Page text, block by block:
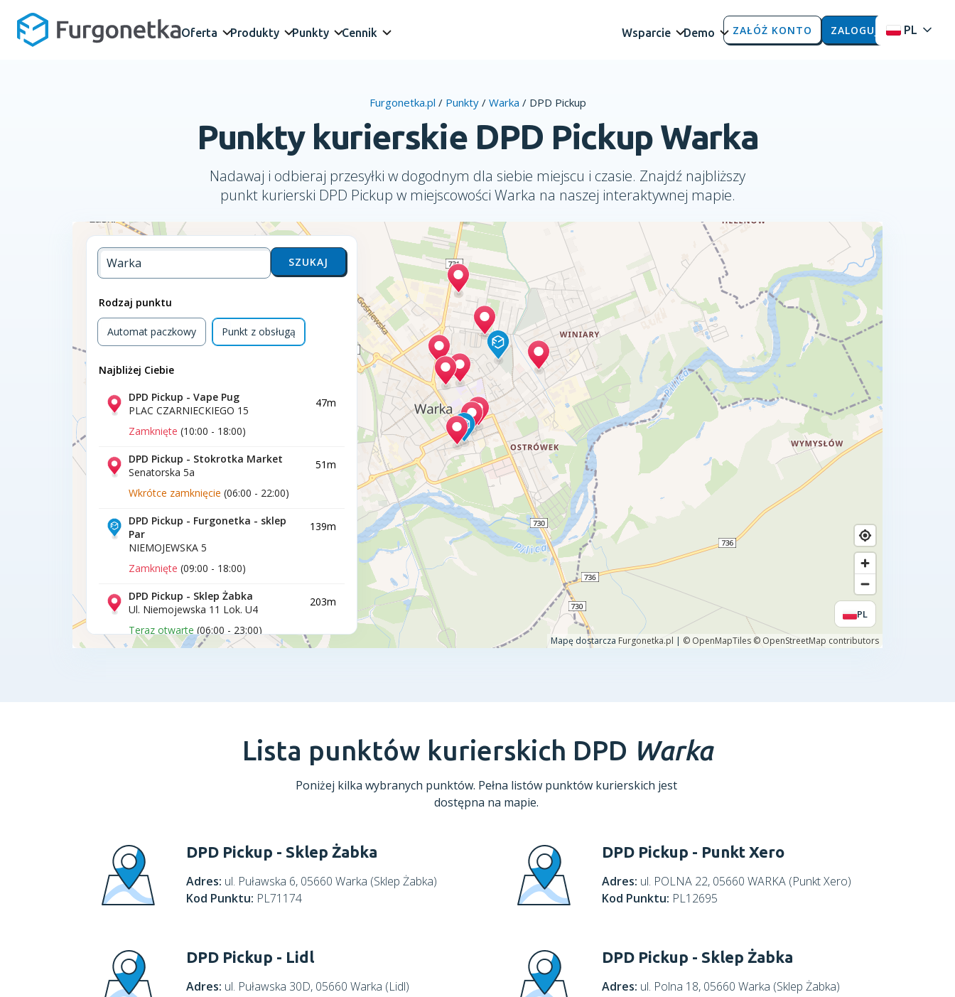
Oferta Produkty Punkty Cennik Wsparcie Demo ZAŁÓŻ KONTO ZALOGUJ PL
Furgonetka.pl / Punkty / Warka / DPD Pickup
Punkty kurierskie DPD Pickup Warka
Nadawaj i odbieraj przesyłki w dogodnym dla siebie miejscu i czasie. Znajdź najbliższy
punkt kurierski DPD Pickup w miejscowości Warka na naszej interaktywnej mapie.
Lista punktów kurierskich DPD Warka
Poniżej kilka wybranych punktów. Pełna listów punktów kurierskich jest
dostępna na mapie.
DPD Pickup - Sklep Żabka
Adres: ul. Puławska 6, 05660 Warka (Sklep Żabka)
Kod Punktu: PL71174
DPD Pickup - Punkt Xero
Adres: ul. POLNA 22, 05660 WARKA (Punkt Xero)
Kod Punktu: PL12695
DPD Pickup - Lidl
Adres: ul. Puławska 30D, 05660 Warka (Lidl)
DPD Pickup - Sklep Żabka
Adres: ul. Polna 18, 05660 Warka (Sklep Żabka)